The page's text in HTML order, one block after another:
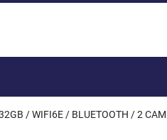
/ WIFI6E / BLUETOOTH / 2